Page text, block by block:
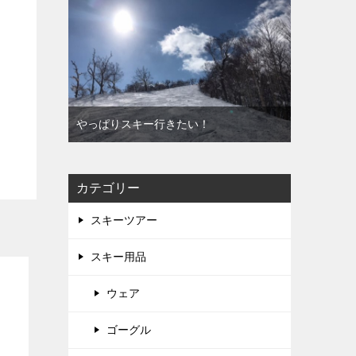
やっぱりスキー行きたい！
カテゴリー
スキーツアー
スキー用品
ウェア
ゴーグル